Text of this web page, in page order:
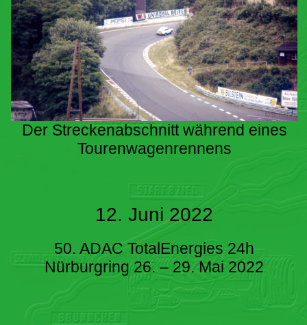
Der Streckenabschnitt während eines
Tourenwagenrennens
12. Juni 2022
50. ADAC TotalEnergies 24h
Nürburgring 26. – 29. Mai 2022